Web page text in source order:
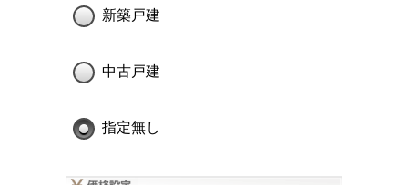
新築戸建
中古戸建
指定無し